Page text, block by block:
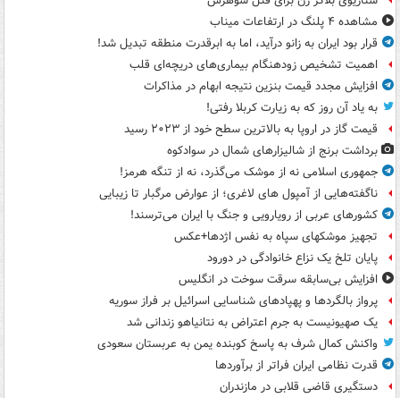
مشاهده ۴ پلنگ در ارتفاعات میناب
قرار بود ایران به زانو درآید، اما به ابرقدرت منطقه تبدیل شد!
اهمیت تشخیص زودهنگام بیماری‌های دریچه‌ای قلب
افزایش مجدد قیمت بنزین نتیجه ابهام در مذاکرات
به یاد آن روز که به زیارت کربلا رفتی!
قیمت گاز در اروپا به بالاترین سطح خود از ۲۰۲۳ رسید
برداشت برنج از شالیزارهای شمال در سوادکوه
جمهوری اسلامی نه از موشک می‌گذرد، نه از تنگه هرمز!
ناگفته‌هایی از آمپول های لاغری؛ از عوارض مرگبار تا زیبایی
کشورهای عربی از رویارویی و جنگ با ایران می‌ترسند!
تجهیز موشکهای سپاه به نفس اژدها+عکس
پایان تلخ یک نزاع خانوادگی در دورود
افزایش بی‌سابقه سرقت سوخت در انگلیس
پرواز بالگردها و پهپادهای شناسایی اسرائیل بر فراز سوریه
یک صهیونیست به جرم اعتراض به نتانیاهو زندانی شد
واکنش کمال شرف به پاسخ کوبنده یمن به عربستان سعودی
قدرت نظامی ایران فراتر از برآوردها
دستگیری قاضی قلابی در مازندران